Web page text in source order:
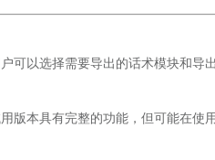
可以选择需要导出的话术模块和导
版本具有完整的功能，但可能在使